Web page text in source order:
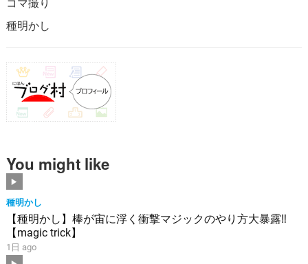
コマ撮り
種明かし
You might like
種明かし
【種明かし】棒が宙に浮く衝撃マジックのやり方大暴露‼️
【magic trick】
1日 ago